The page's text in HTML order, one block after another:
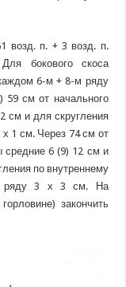
возд. п. + 3 возд. п.
бокового скоса
6-м + 8-м ряду
59 см от начального
см и для скругления
1 см. Через 74 см от
средние 6 (9) 12 см и
по внутреннему
ряду 3 х 3 см. На
закончить